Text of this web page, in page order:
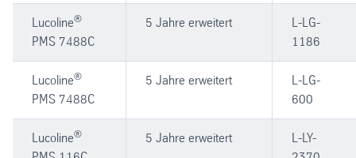
Lucoline®
PMS 7488C
5 Jahre erweitert
L-LG-
1186
Lucoline®
PMS 7488C
5 Jahre erweitert
L-LG-
600
Lucoline® 5 Jahre erweitert
L-LY-